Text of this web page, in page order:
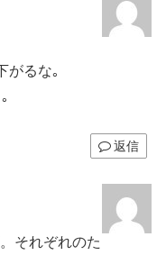
がるな｡
返信
それぞれのた